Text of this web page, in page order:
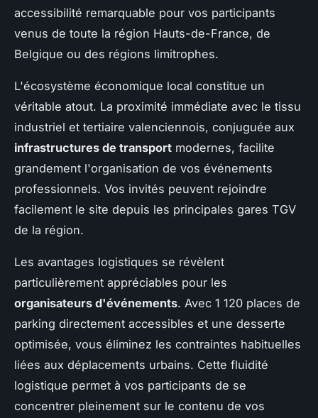
accessibilité remarquable pour vos participants
venus de toute la région Hauts-de-France, de
Belgique ou des régions limitrophes.
L'écosystème économique local constitue un
véritable atout. La proximité immédiate avec le tissu
industriel et tertiaire valenciennois, conjuguée aux
infrastructures de transport modernes, facilite
grandement l'organisation de vos événements
professionnels. Vos invités peuvent rejoindre
facilement le site depuis les principales gares TGV
de la région.
Les avantages logistiques se révèlent
particulièrement appréciables pour les
organisateurs d'événements. Avec 1 120 places de
parking directement accessibles et une desserte
optimisée, vous éliminez les contraintes habituelles
liées aux déplacements urbains. Cette fluidité
logistique permet à vos participants de se
concentrer pleinement sur le contenu de vos